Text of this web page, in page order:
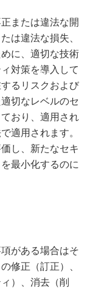
または違法な開
は違法な損失、
に、適切な技術
対策を導入して
るリスクおよび
切なレベルのセ
おり、適用され
適用されます。
し、新たなセキ
最小化するのに
がある場合はそ
修正（訂正）、
）、消去（削